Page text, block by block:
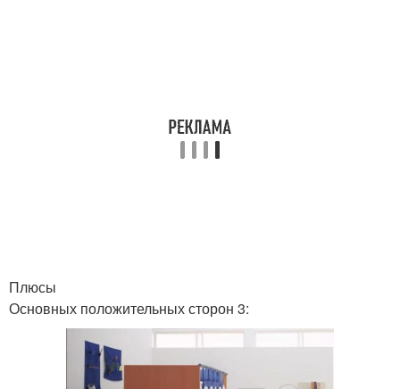
Плюсы
Основных положительных сторон 3: